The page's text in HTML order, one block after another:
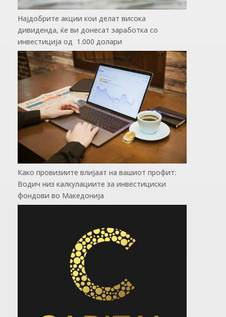
Најдобрите акции кои делат висока
дивиденда, ќе ви донесат заработка со
инвестиција од 1.000 долари
Како провизиите влијаат на вашиот профит:
Водич низ калкулациите за инвестициски
фондови во Mакедонија